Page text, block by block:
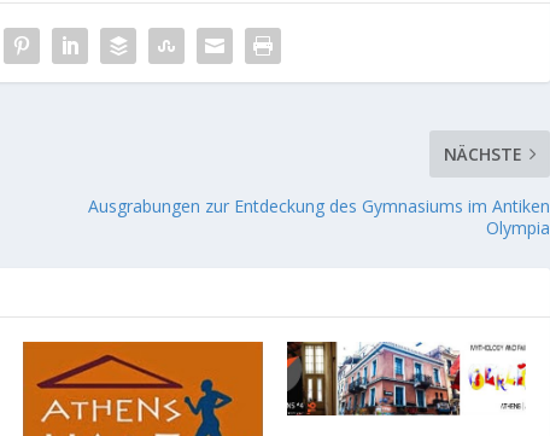
NÄCHSTE
Ausgrabungen zur Entdeckung des Gymnasiums im Antiken
Olympia